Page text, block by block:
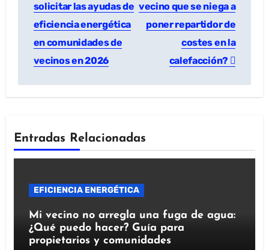
solicitar las ayudas de
eficiencia energética
en comunidades de
vecinos en 2026
vecino que se niega a
poner repartidor de
costes en la
calefacción?
Entradas Relacionadas
EFICIENCIA ENERGÉTICA
Mi vecino no arregla una fuga de agua:
¿Qué puedo hacer? Guía para
propietarios y comunidades